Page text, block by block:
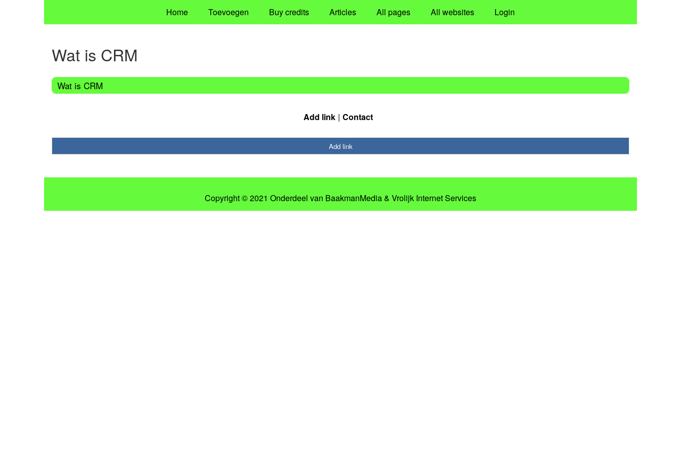
Home Toevoegen Buy credits Articles All pages All websites Login
Wat is CRM
Wat is CRM
Add link Contact
Add link
Copyright © 2021 Onderdeel van BaakmanMedia& Vrolijk Internet Services